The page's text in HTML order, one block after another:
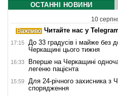
ОСТАННІ НОВИНИ
10
Читайте нас у
17:15
До 33 градусів і майже без
Черкащині цього тижня
16:33
Вперше на Черкащині
легеню пацієнта
15:59
Для 24-річного захисника з
спорядження